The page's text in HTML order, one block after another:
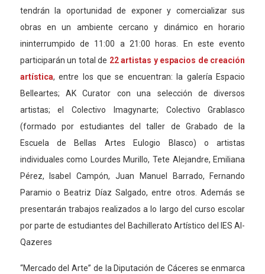
tendrán la oportunidad de exponer y comercializar sus
obras en un ambiente cercano y dinámico en horario
ininterrumpido de 11:00 a 21:00 horas. En este evento
participarán un total de 22 artistas y espacios de creación
artística, entre los que se encuentran: la galería Espacio
Belleartes; AK Curator con una selección de diversos
artistas; el Colectivo Imagynarte; Colectivo Grablasco
(formado por estudiantes del taller de Grabado de la
Escuela de Bellas Artes Eulogio Blasco) o artistas
individuales como Lourdes Murillo, Tete Alejandre, Emiliana
Pérez, Isabel Campón, Juan Manuel Barrado, Fernando
Paramio o Beatriz Díaz Salgado, entre otros. Además se
presentarán trabajos realizados a lo largo del curso escolar
por parte de estudiantes del Bachillerato Artístico del IES Al-
Qazeres
“Mercado del Arte” de la Diputación de Cáceres se enmarca